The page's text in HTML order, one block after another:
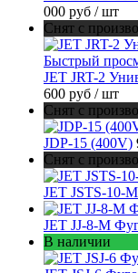
000 руб / шт
Снят с
Быстрый
JET JRT-2
600 руб / шт
Снят с
JDP-15 (400V)
Снят с
JET JSTS-10-
JET JJ-8-M
В наличии